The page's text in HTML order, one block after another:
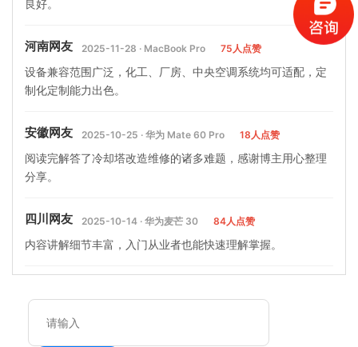
良好。
河南网友 2025-11-28 · MacBook Pro 75人点赞
设备兼容范围广泛，化工、厂房、中央空调系统均可适配，定
制化定制能力出色。
安徽网友 2025-10-25 · 华为 Mate 60 Pro 18人点赞
阅读完解答了冷却塔改造维修的诸多难题，感谢博主用心整理
分享。
四川网友 2025-10-14 · 华为麦芒 30 84人点赞
内容讲解细节丰富，入门从业者也能快速理解掌握。